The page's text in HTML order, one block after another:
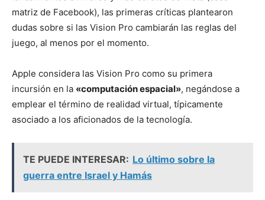
matriz de Facebook), las primeras críticas plantearon
dudas sobre si las Vision Pro cambiarán las reglas del
juego, al menos por el momento.
Apple considera las Vision Pro como su primera
incursión en la «computación espacial», negándose a
emplear el término de realidad virtual, típicamente
asociado a los aficionados de la tecnología.
TE PUEDE INTERESAR: Lo último sobre la
guerra entre Israel y Hamás